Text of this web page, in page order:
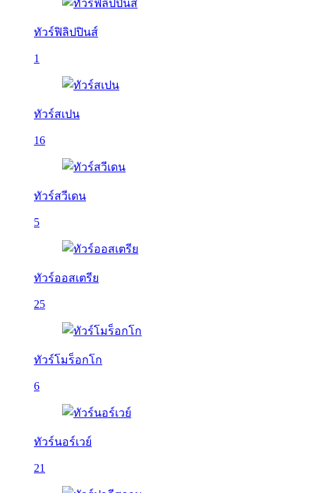
ทัวร์ฟิลิปปินส์
1
ทัวร์สเปน
16
ทัวร์สวีเดน
5
ทัวร์ออสเตรีย
25
ทัวร์โมร็อกโก
6
ทัวร์นอร์เวย์
21